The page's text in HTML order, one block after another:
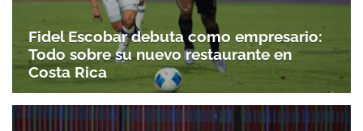
Fidel Escobar debuta como empresario:
Todo sobre su nuevo restaurante en
Costa Rica